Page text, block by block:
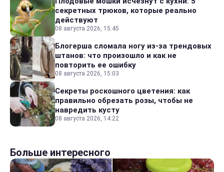
секретных трюков, которые реально
действуют
08 августа 2026, 15:45
Блогерша сломала ногу из-за трендовых
штанов: что произошло и как не
повторить ее ошибку
08 августа 2026, 15:03
Секреты роскошного цветения: как
правильно обрезать розы, чтобы не
навредить кусту
08 августа 2026, 14:22
Больше интересного